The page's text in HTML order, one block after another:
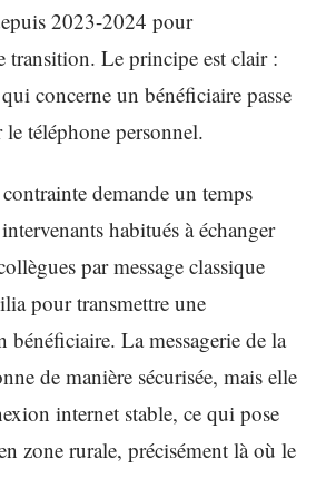
2023-2024 pour
transition. Le principe est clair :
concerne un bénéficiaire passe
téléphone personnel.
demande un temps
habitués à échanger
par message classique
pour transmettre une
La messagerie de la
de manière sécurisée, mais elle
internet stable, ce qui pose
zone rurale, précisément là où le